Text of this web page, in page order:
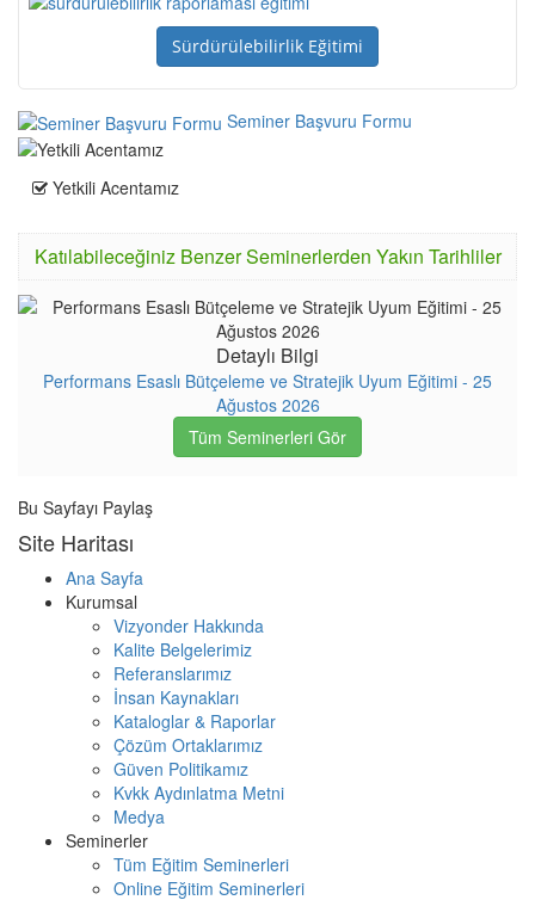
Sürdürülebilirlik Eğitimi
Seminer Başvuru Formu
Yetkili Acentamız
Katılabileceğiniz Benzer Seminerlerden Yakın Tarihliler
Detaylı Bilgi
Performans Esaslı Bütçeleme ve Stratejik Uyum Eğitimi - 25
Ağustos 2026
Tüm Seminerleri Gör
Bu Sayfayı Paylaş
Site Haritası
Ana Sayfa
Kurumsal
Vizyonder Hakkında
Kalite Belgelerimiz
Referanslarımız
İnsan Kaynakları
Kataloglar & Raporlar
Çözüm Ortaklarımız
Güven Politikamız
Kvkk Aydınlatma Metni
Medya
Seminerler
Tüm Eğitim Seminerleri
Online Eğitim Seminerleri